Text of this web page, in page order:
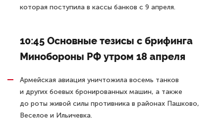
которая поступила в кассы банков с 9 апреля.
10:45 Основные тезисы с брифинга
Минобороны РФ утром 18 апреля
Армейская авиация уничтожила восемь танков
и других боевых бронированных машин, а также
до роты живой силы противника в районах Пашково,
Веселое и Ильичевка.